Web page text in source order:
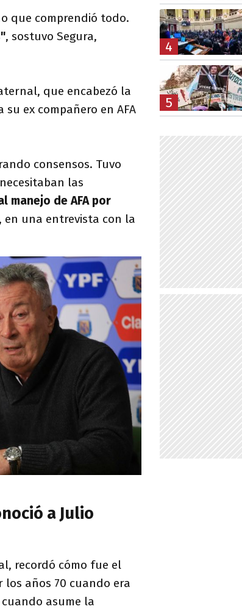
que comprendió todo.
, sostuvo Segura,
que encabezó la
ex compañero en AFA
consensos. Tuvo
las
manejo de AFA por
, en una entrevista con la
a Julio
recordó cómo fue el
los años 70 cuando era
asume la
4
5